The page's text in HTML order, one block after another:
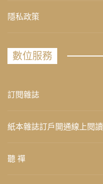
隱私政策
數位服務
訂閱雜誌
紙本雜誌訂戶開通線上閱讀
聽 禪